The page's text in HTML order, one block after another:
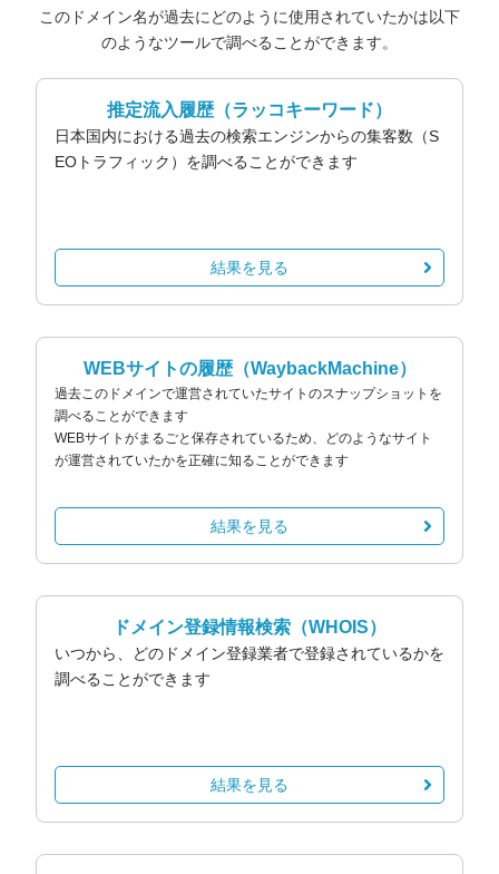
このドメイン名が過去にどのように使用されていたかは以下
のようなツールで調べることができます。
推定流入履歴（ラッコキーワード）
日本国内における過去の検索エンジンからの集客数（S
EOトラフィック）を調べることができます
結果を見る
WEBサイトの履歴（WaybackMachine）
過去このドメインで運営されていたサイトのスナップショットを
調べることができます
WEBサイトがまるごと保存されているため、どのようなサイト
が運営されていたかを正確に知ることができます
結果を見る
ドメイン登録情報検索 （WHOIS）
いつから、どのドメイン登録業者で登録されているかを
調べることができます
結果を見る